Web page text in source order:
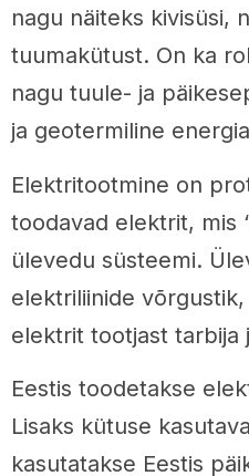
nagu näiteks kivisüsi,
tuumakütust. On ka
nagu tuule- ja
ja geotermiline
Elektritootmine on
toodavad elektrit, mis
ülevedu süsteemi.
elektriliinide
elektrit tootjast tarbija
Eestis toodetakse
Lisaks kütuse
kasutatakse Eestis